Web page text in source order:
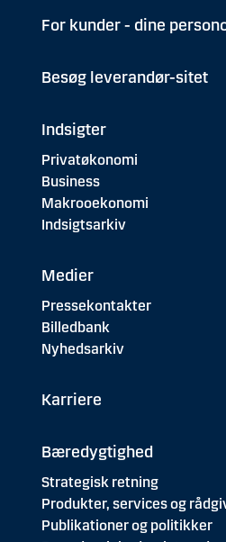
For kunder - dine
Besøg leverandør-sitet
Indsigter
Privatøkonomi
Business
Makrooekonomi
Indsigtsarkiv
Medier
Pressekontakter
Billedbank
Nyhedsarkiv
Karriere
Bæredygtighed
Strategisk retning
Produkter, services og
Publikationer og politikker